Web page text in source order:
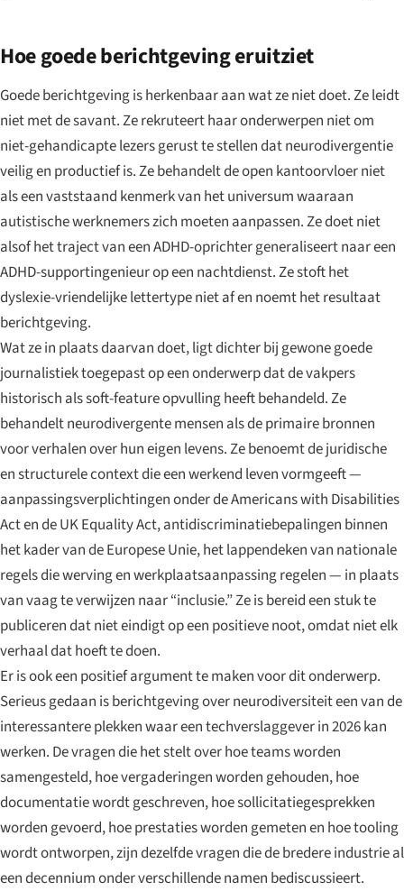
Hoe goede berichtgeving eruitziet
Goede berichtgeving is herkenbaar aan wat ze niet doet. Ze leidt
niet met de savant. Ze rekruteert haar onderwerpen niet om
niet-gehandicapte lezers gerust te stellen dat neurodivergentie
veilig en productief is. Ze behandelt de open kantoorvloer niet
als een vaststaand kenmerk van het universum waaraan
autistische werknemers zich moeten aanpassen. Ze doet niet
alsof het traject van een ADHD-oprichter generaliseert naar een
ADHD-supportingenieur op een nachtdienst. Ze stoft het
dyslexie-vriendelijke lettertype niet af en noemt het resultaat
berichtgeving.
Wat ze in plaats daarvan doet, ligt dichter bij gewone goede
journalistiek toegepast op een onderwerp dat de vakpers
historisch als soft-feature opvulling heeft behandeld. Ze
behandelt neurodivergente mensen als de primaire bronnen
voor verhalen over hun eigen levens. Ze benoemt de juridische
en structurele context die een werkend leven vormgeeft —
aanpassingsverplichtingen onder deAmericans with Disabilities
Acten deUK Equality Act, antidiscriminatiebepalingen binnen
het kader van de Europese Unie, het lappendeken van nationale
regels die werving en werkplaatsaanpassing regelen — in plaats
van vaag te verwijzen naar “inclusie.” Ze is bereid een stuk te
publiceren dat niet eindigt op een positieve noot, omdat niet elk
verhaal dat hoeft te doen.
Er is ook een positief argument te maken voor dit onderwerp.
Serieus gedaan is berichtgeving over neurodiversiteit een van de
interessantere plekken waar een techverslaggever in 2026 kan
werken. De vragen die het stelt over hoe teams worden
samengesteld, hoe vergaderingen worden gehouden, hoe
documentatie wordt geschreven, hoe sollicitatiegesprekken
worden gevoerd, hoe prestaties worden gemeten en hoe tooling
wordt ontworpen, zijn dezelfde vragen die de bredere industrie al
een decennium onder verschillende namen bediscussieert.